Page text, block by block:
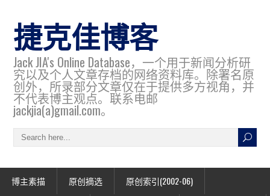
捷克佳博客
Jack JIA's Online Database，一个用于新闻分析研
究以及个人文章存档的网络资料库。除署名原
创外，所录部分文章仅在于提供多方视角，并
不代表博主观点。联系电邮
jackjia(a)gmail.com。
博主素描 原创摘选 原创索引(2002-06)